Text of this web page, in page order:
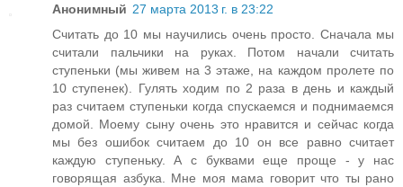
Анонимный 27 марта 2013 г. в 23:22
Считать до 10 мы научились очень просто. Сначала мы
считали пальчики на руках. Потом начали считать
ступеньки (мы живем на 3 этаже, на каждом пролете по
10 ступенек). Гулять ходим по 2 раза в день и каждый
раз считаем ступеньки когда спускаемся и поднимаемся
домой. Моему сыну очень это нравится и сейчас когда
мы без ошибок считаем до 10 он все равно считает
каждую ступеньку. А с буквами еще проще - у нас
говорящая азбука. Мне моя мама говорит что ты рано